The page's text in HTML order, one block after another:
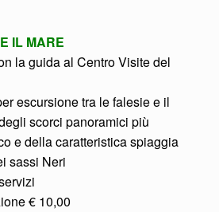
IL MARE
la guida al Centro Visite del
escursione tra le falesie e il
scorci panoramici più
e della caratteristica spiaggia
sassi Neri
€ 10,00